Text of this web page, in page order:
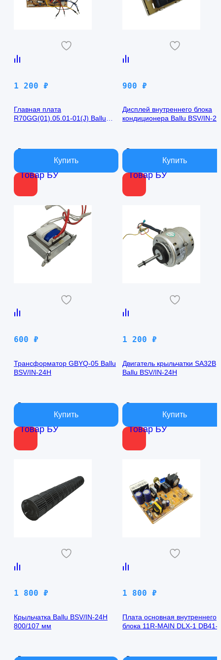
Товар БУ
1 200 ₽
Главная плата
R70GG(01).05.01-01(J) Ballu
В наличии
Товар БУ
900 ₽
Дисплей внутреннего блока
кондиционера Ballu BSV/IN-
В наличии
Товар БУ
600 ₽
Трансформатор GBYQ-05 Ballu
BSV/IN-24H
В наличии
Товар БУ
1 200 ₽
Двигатель крыльчатки SA32B
Ballu BSV/IN-24H
В наличии
1 800 ₽
Крыльчатка Ballu BSV/IN-24H
800/107 мм
В наличии
1 800 ₽
Плата основная внутреннего
блока 11R-MAIN DLX-1 DB41-
В наличии